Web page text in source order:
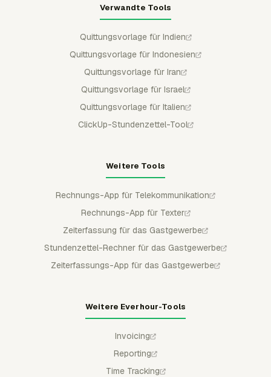
Verwandte Tools
Quittungsvorlage für Indien
Quittungsvorlage für Indonesien
Quittungsvorlage für Iran
Quittungsvorlage für Israel
Quittungsvorlage für Italien
ClickUp-Stundenzettel-Tool
Weitere Tools
Rechnungs-App für Telekommunikation
Rechnungs-App für Texter
Zeiterfassung für das Gastgewerbe
Stundenzettel-Rechner für das Gastgewerbe
Zeiterfassungs-App für das Gastgewerbe
Weitere Everhour-Tools
Invoicing
Reporting
Time Tracking